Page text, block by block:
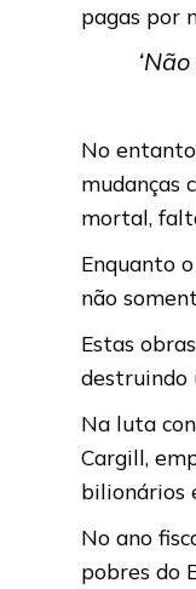
pagas por
No
mudanças
mortal,
Enquanto
não
Estas
destruindo
Na luta
Cargill,
bilionários
No ano
pobres do